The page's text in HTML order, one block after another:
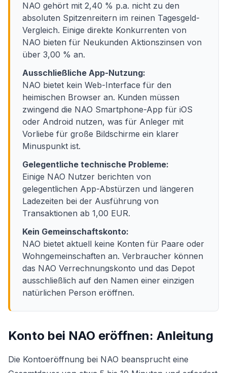
NAO gehört mit 2,40 % p.a. nicht zu den
absoluten Spitzenreitern im reinen Tagesgeld-
Vergleich. Einige direkte Konkurrenten von
NAO bieten für Neukunden Aktionszinsen von
über 3,00 % an.
Ausschließliche App-Nutzung:
NAO bietet kein Web-Interface für den
heimischen Browser an. Kunden müssen
zwingend die NAO Smartphone-App für iOS
oder Android nutzen, was für Anleger mit
Vorliebe für große Bildschirme ein klarer
Minuspunkt ist.
Gelegentliche technische Probleme:
Einige NAO Nutzer berichten von
gelegentlichen App-Abstürzen und längeren
Ladezeiten bei der Ausführung von
Transaktionen ab 1,00 EUR.
Kein Gemeinschaftskonto:
NAO bietet aktuell keine Konten für Paare oder
Wohngemeinschaften an. Verbraucher können
das NAO Verrechnungskonto und das Depot
ausschließlich auf den Namen einer einzigen
natürlichen Person eröffnen.
Konto bei NAO eröffnen: Anleitung
Die Kontoeröffnung bei NAO beansprucht eine